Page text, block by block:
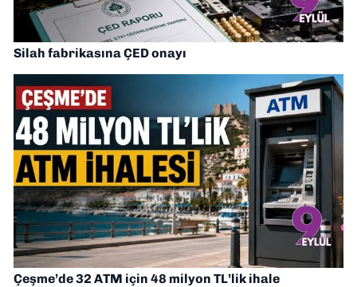
Silah fabrikasına ÇED onayı
Çeşme’de 32 ATM için 48 milyon TL’lik ihale